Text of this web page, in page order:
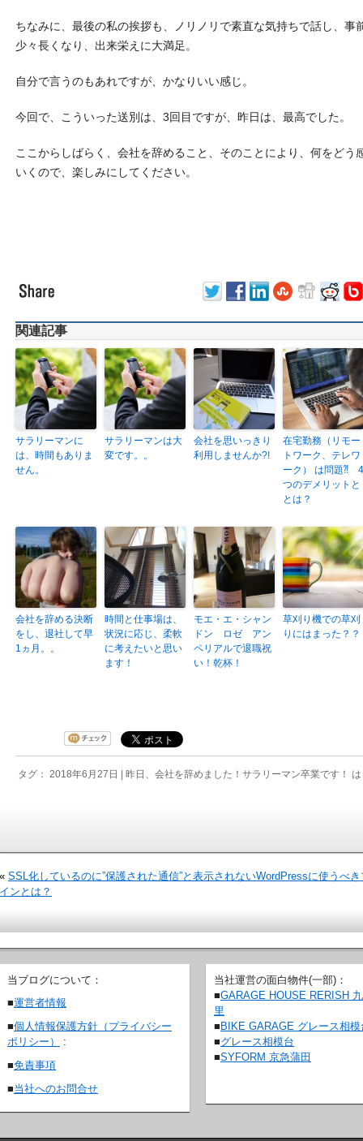
ちなみに、最後の私の挨拶も、ノリノリで素直な気持ちで話し、事
少々長くなり、出来栄えに大満足。
自分で言うのもあれですが、かなりいい感じ。
今回で、こういった送別は、3回目ですが、昨日は、最高でした。
ここからしばらく、会社を辞めること、そのことにより、何をどう
いくので、楽しみにしてください。
関連記事
サラリーマンに
は、時間もありま
せん。
サラリーマンは大
変です。。
会社を思いっきり
利用しませんか?!
在宅勤務（リモー
トワーク、テレワ
ーク） は問題⁈ 4
つのデメリットと
とは？
会社を辞める決断
をし、退社して早
1ヵ月。。
時間と仕事場は、
状況に応じ、柔軟
に考えたいと思い
ます！
モエ・エ・シャン
ドン ロゼ アン
ペリアルで退職祝
い！乾杯！
草刈り機での草刈
りにはまった？？
タグ： 2018年6月27日 | 昨日、会社を辞めました！サラリーマン卒業です！ は
« SSL化しているのに”保護された通信”と表示されないWordPressに使うべ
インとは？
当ブログについて：
■運営者情報
■個人情報保護方針（プライバシー
ポリシー）
:
■免責事項
■当社へのお問合せ
当社運営の面白物件(一部)：
■GARAGE HOUSE RERISH
里
■BIKE GARAGE グレース相模
■グレース相模台
■SYFORM 京急蒲田